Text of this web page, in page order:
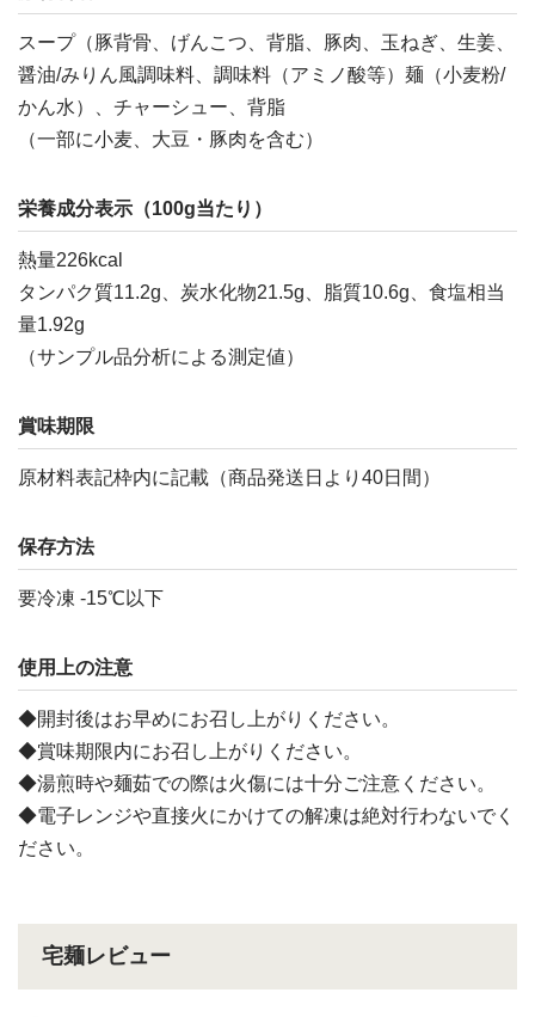
スープ（豚背骨、げんこつ、背脂、豚肉、玉ねぎ、生姜、
醤油/みりん風調味料、調味料（アミノ酸等）麺（小麦粉/
かん水）、チャーシュー、背脂
（一部に小麦、大豆・豚肉を含む）
栄養成分表示（100g当たり）
熱量226kcal
タンパク質11.2g、炭水化物21.5g、脂質10.6g、食塩相当
量1.92g
（サンプル品分析による測定値）
賞味期限
原材料表記枠内に記載（商品発送日より40日間）
保存方法
要冷凍 -15℃以下
使用上の注意
◆開封後はお早めにお召し上がりください。
◆賞味期限内にお召し上がりください。
◆湯煎時や麺茹での際は火傷には十分ご注意ください。
◆電子レンジや直接火にかけての解凍は絶対行わないでく
ださい。
宅麺レビュー